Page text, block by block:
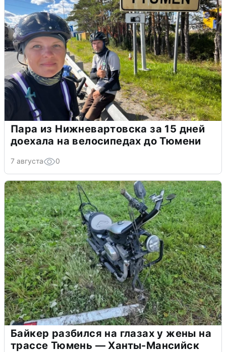
Пара из Нижневартовска за 15 дней
доехала на велосипедах до Тюмени
7 августа 0
Байкер разбился на глазах у жены на
трассе Тюмень — Ханты-Мансийск